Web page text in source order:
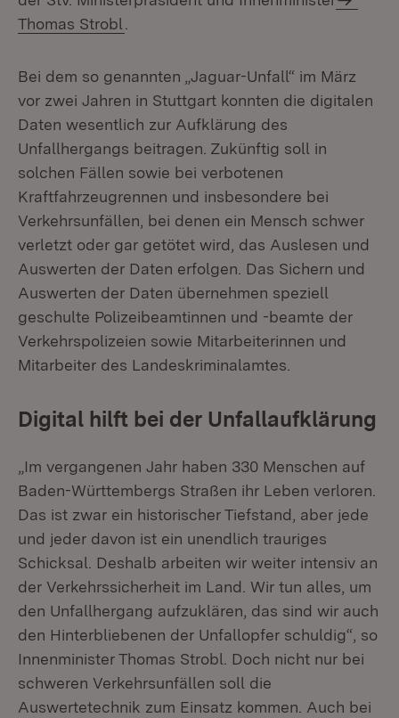
Thomas Strobl
Bei dem so genannten „Jaguar-Unfall“ im März
vor zwei Jahren in Stuttgart konnten die digitalen
Daten wesentlich zur Aufklärung des
Unfallhergangs beitragen. Zukünftig soll in
solchen Fällen sowie bei verbotenen
Kraftfahrzeugrennen und insbesondere bei
Verkehrsunfällen, bei denen ein Mensch schwer
verletzt oder gar getötet wird, das Auslesen und
Auswerten der Daten erfolgen. Das Sichern und
Auswerten der Daten übernehmen speziell
geschulte Polizeibeamtinnen und -beamte der
Verkehrspolizeien sowie Mitarbeiterinnen und
Mitarbeiter des Landeskriminalamtes.
Digital hilft bei der Unfallaufklärung
„Im vergangenen Jahr haben 330 Menschen auf
Baden-Württembergs Straßen ihr Leben verloren.
Das ist zwar ein historischer Tiefstand, aber jede
und jeder davon ist ein unendlich trauriges
Schicksal. Deshalb arbeiten wir weiter intensiv an
der Verkehrssicherheit im Land. Wir tun alles, um
den Unfallhergang aufzuklären, das sind wir auch
den Hinterbliebenen der Unfallopfer schuldig“, so
Innenminister Thomas Strobl. Doch nicht nur bei
schweren Verkehrsunfällen soll die
Auswertetechnik zum Einsatz kommen. Auch bei